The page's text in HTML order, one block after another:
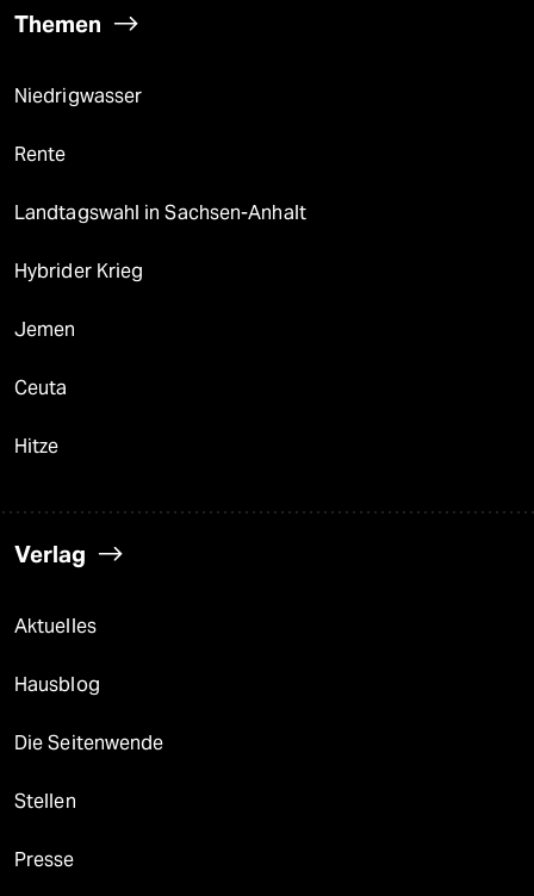
Themen
Niedrigwasser
Rente
Landtagswahl in Sachsen-Anhalt
Hybrider Krieg
Jemen
Ceuta
Hitze
Verlag
Aktuelles
Hausblog
Die Seitenwende
Stellen
Presse